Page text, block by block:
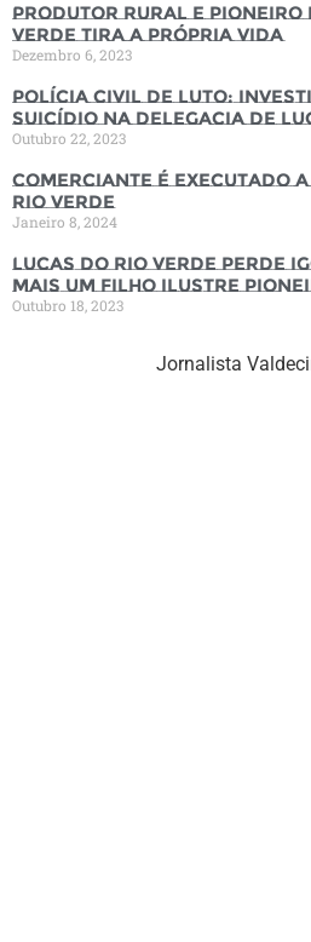
Produtor rural e pioneiro
Verde tira a própria vida
Dezembro 6, 2023
Polícia Civil de luto:
suicídio na Delegacia de
Outubro 22, 2023
Comerciante é executado
Rio Verde
Janeiro 8, 2024
Lucas do Rio Verde perde
mais um filho ilustre
Outubro 18, 2023
Jornalista